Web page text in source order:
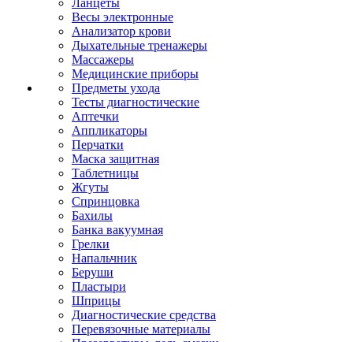
Ланцеты
Весы электронные
Анализатор крови
Дыхательные тренажеры
Массажеры
Медицинские приборы
Предметы ухода
Тесты диагностические
Аптечки
Аппликаторы
Перчатки
Маска защитная
Таблетницы
Жгуты
Спринцовка
Бахилы
Банка вакуумная
Грелки
Напальчник
Беруши
Пластыри
Шприцы
Диагностические средства
Перевязочные материалы